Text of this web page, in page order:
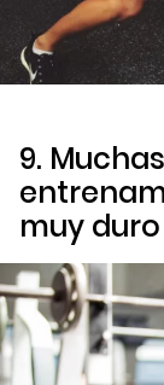
9.
muy duro